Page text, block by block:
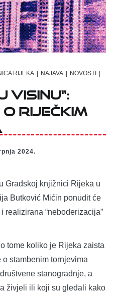
RIJEKA | NAJAVA | NOVOSTI |
visinu“:
riječkim
2024.
Gradskoj knjižnici Rijeka u
Butković Mićin ponudit će
realizirana “neboderizacija”
tome koliko je Rijeka zaista
o stambenim tornjevima
stanogradnje, a
živjeli ili koji su gledali kako